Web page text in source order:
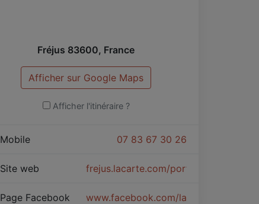
Fréjus 83600, France
Afficher sur Google Maps
Afficher l'itinéraire ?
07 83 67 30 26
Mobile
frejus.lacarte.com/portal/
Site web
www.facebook.com/lacartefrejus
Page Facebook